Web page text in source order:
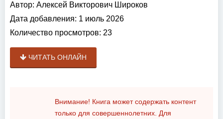
Автор: Алексей Викторович Широков
Дата добавления: 1 июль 2026
Количество просмотров: 23
ЧИТАТЬ ОНЛАЙН
Внимание! Книга может содержать контент
только для совершеннолетних. Для